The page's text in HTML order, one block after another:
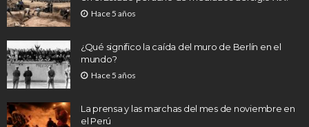
Hace 5 años
¿Qué significo la caída del muro de Berlín en el
mundo?
Hace 5 años
La prensa y las marchas del mes de noviembre en
el Perú